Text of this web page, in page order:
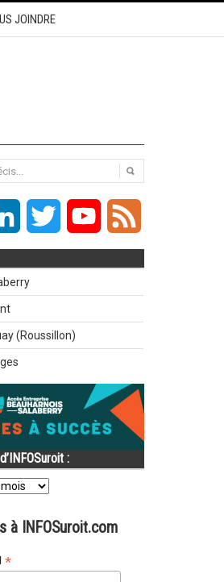
JOINDRE
LinkedIn Twitter YouTube
(Roussillon)
:
à INFOSuroit.com
*